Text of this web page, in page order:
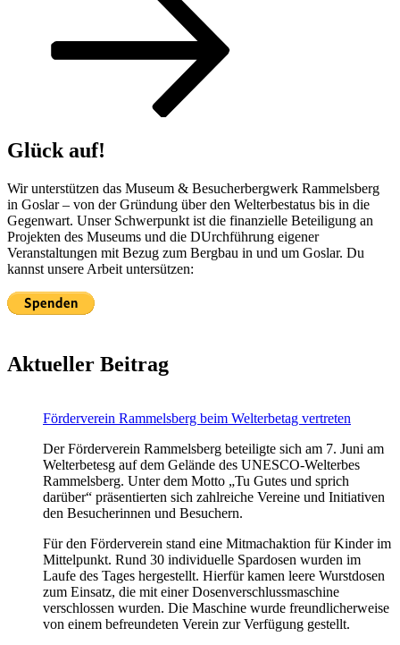
Glück auf!
Wir unterstützen das Museum & Besucherbergwerk Rammelsberg
in Goslar – von der Gründung über den Welterbestatus bis in die
Gegenwart. Unser Schwerpunkt ist die finanzielle Beteiligung an
Projekten des Museums und die DUrchführung eigener
Veranstaltungen mit Bezug zum Bergbau in und um Goslar. Du
kannst unsere Arbeit untersützen:
Aktueller Beitrag
Förderverein Rammelsberg beim Welterbetag vertreten
Der Förderverein Rammelsberg beteiligte sich am 7. Juni am
Welterbetesg auf dem Gelände des UNESCO-Welterbes
Rammelsberg. Unter dem Motto „Tu Gutes und sprich
darüber“ präsentierten sich zahlreiche Vereine und Initiativen
den Besucherinnen und Besuchern.
Für den Förderverein stand eine Mitmachaktion für Kinder im
Mittelpunkt. Rund 30 individuelle Spardosen wurden im
Laufe des Tages hergestellt. Hierfür kamen leere Wurstdosen
zum Einsatz, die mit einer Dosenverschlussmaschine
verschlossen wurden. Die Maschine wurde freundlicherweise
von einem befreundeten Verein zur Verfügung gestellt.